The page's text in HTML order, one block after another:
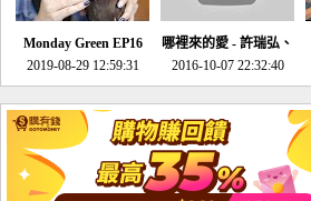
Monday Green EP16
超意外~環保原來可以
邊玩邊做！
2019-08-29 12:59:31
哪裡來的愛 - 許瑞弘、
李其芬
2016-10-07 22:32:40